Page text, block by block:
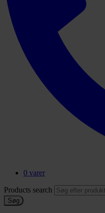
0 varer
Products search
Søg